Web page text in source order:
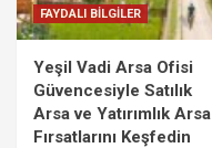
FAYDALI BİLGİLER
Yeşil Vadi Arsa Ofisi
Güvencesiyle Satılık
Arsa ve Yatırımlık Arsa
Fırsatlarını Keşfedin